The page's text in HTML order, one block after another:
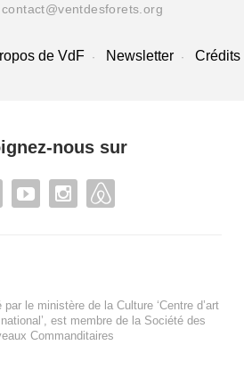
contact@ventdesforets.org
de VdF Newsletter Crédits
nous sur
le ministère de la Culture ‘Centre d’art
est membre de la Société des
Commanditaires